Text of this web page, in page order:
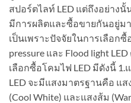
สปอร์ตไลท์ LED แต่ถึงอย่างนั้
มีการผลิตและซื้อขายกันอยู่ม
เป็นเพราะปัจจัยในการเลือกซื้
pressure และ Flood light
เลือกซื้อโคมไฟ LED มีดังนี้
LED จะมีแสงมาตรฐานคือ แ
(Cool White) และแสงส้ม